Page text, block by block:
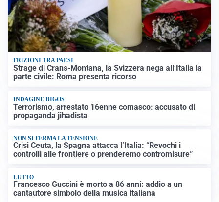
FRIZIONI TRA PAESI
Strage di Crans-Montana, la Svizzera nega all’Italia la
parte civile: Roma presenta ricorso
INDAGINE DIGOS
Terrorismo, arrestato 16enne comasco: accusato di
propaganda jihadista
NON SI FERMA LA TENSIONE
Crisi Ceuta, la Spagna attacca l’Italia: “Revochi i
controlli alle frontiere o prenderemo contromisure”
LUTTO
Francesco Guccini è morto a 86 anni: addio a un
cantautore simbolo della musica italiana